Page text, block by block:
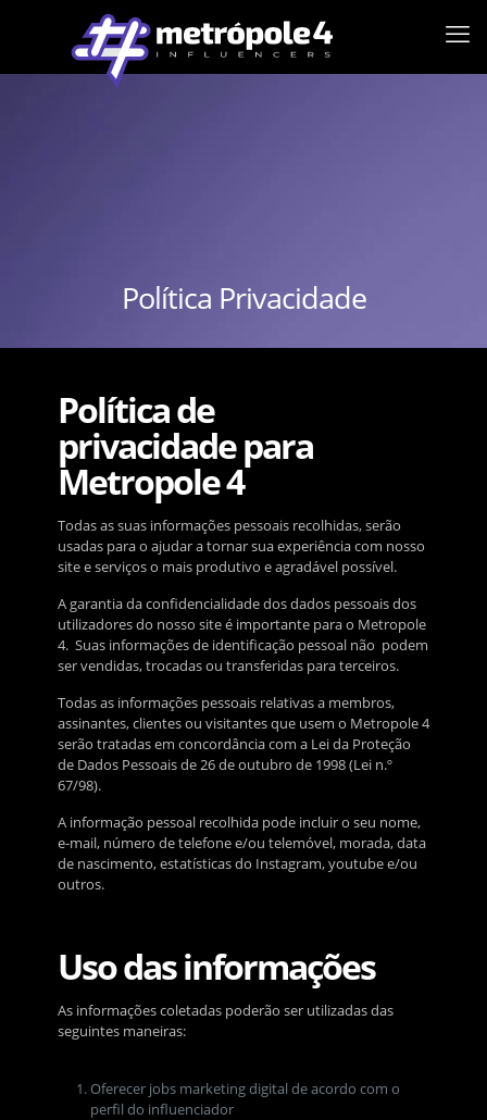
Política Privacidade
Política de
privacidade para
Metropole 4
Todas as suas informações pessoais recolhidas, serão
usadas para o ajudar a tornar sua experiência com nosso
site e serviços o mais produtivo e agradável possível.
A garantia da confidencialidade dos dados pessoais dos
utilizadores do nosso site é importante para o Metropole
4. Suas informações de identificação pessoal não podem
ser vendidas, trocadas ou transferidas para terceiros.
Todas as informações pessoais relativas a membros,
assinantes, clientes ou visitantes que usem o Metropole 4
serão tratadas em concordância com a Lei da Proteção
de Dados Pessoais de 26 de outubro de 1998 (Lei n.º
67/98).
A informação pessoal recolhida pode incluir o seu nome,
e-mail, número de telefone e/ou telemóvel, morada, data
de nascimento, estatísticas do Instagram, youtube e/ou
outros.
Uso das informações
As informações coletadas poderão ser utilizadas das
seguintes maneiras:
Oferecer jobs marketing digital de acordo com o
perfil do influenciador